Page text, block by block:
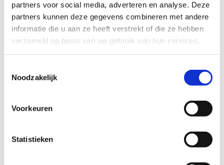
partners voor social media, adverteren en analyse. Deze
partners kunnen deze gegevens combineren met andere
informatie die u aan ze heeft verstrekt of die ze hebben
verzameld op basis van uw gebruik van hun services.
Noodzakelijk
Voorkeuren
Statistieken
Op kamp proberen we zoveel mogelijk gsm's te
mijden, maar laat het thuisfront weten hoe het
met je gaat door een brief of kaart te schrijven.